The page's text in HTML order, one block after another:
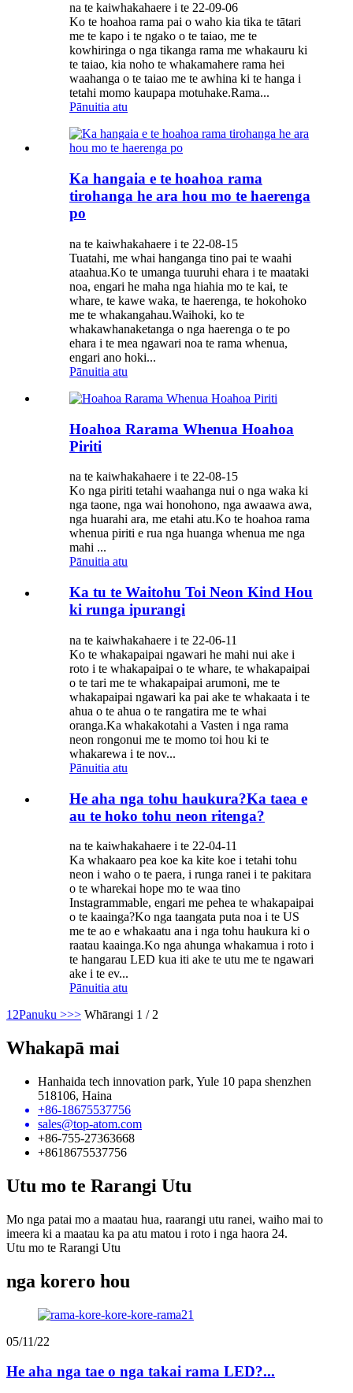
na te kaiwhakahaere i te 22-09-06
Ko te hoahoa rama pai o waho kia tika te tātari
me te kapo i te ngako o te taiao, me te
kowhiringa o nga tikanga rama me whakauru ki
te taiao, kia noho te whakamahere rama hei
waahanga o te taiao me te awhina ki te hanga i
tetahi momo kaupapa motuhake.Rama...
Pānuitia atu
Ka hangaia e te hoahoa rama
tirohanga he ara hou mo te haerenga
po
na te kaiwhakahaere i te 22-08-15
Tuatahi, me whai hanganga tino pai te waahi
ataahua.Ko te umanga tuuruhi ehara i te maataki
noa, engari he maha nga hiahia mo te kai, te
whare, te kawe waka, te haerenga, te hokohoko
me te whakangahau.Waihoki, ko te
whakawhanaketanga o nga haerenga o te po
ehara i te mea ngawari noa te rama whenua,
engari ano hoki...
Pānuitia atu
Hoahoa Rarama Whenua Hoahoa
Piriti
na te kaiwhakahaere i te 22-08-15
Ko nga piriti tetahi waahanga nui o nga waka ki
nga taone, nga wai honohono, nga awaawa awa,
nga huarahi ara, me etahi atu.Ko te hoahoa rama
whenua piriti e rua nga huanga whenua me nga
mahi ...
Pānuitia atu
Ka tu te Waitohu Toi Neon Kind Hou
ki runga ipurangi
na te kaiwhakahaere i te 22-06-11
Ko te whakapaipai ngawari he mahi nui ake i
roto i te whakapaipai o te whare, te whakapaipai
o te tari me te whakapaipai arumoni, me te
whakapaipai ngawari ka pai ake te whakaata i te
ahua o te ahua o te rangatira me te whai
oranga.Ka whakakotahi a Vasten i nga rama
neon rongonui me te momo toi hou ki te
whakarewa i te nov...
Pānuitia atu
He aha nga tohu haukura?Ka taea e
au te hoko tohu neon ritenga?
na te kaiwhakahaere i te 22-04-11
Ka whakaaro pea koe ka kite koe i tetahi tohu
neon i waho o te paera, i runga ranei i te pakitara
o te wharekai hope mo te waa tino
Instagrammable, engari me pehea te whakapaipai
o te kaainga?Ko nga taangata puta noa i te US
me te ao e whakaatu ana i nga tohu haukura ki o
raatau kaainga.Ko nga ahunga whakamua i roto i
te hangarau LED kua iti ake te utu me te ngawari
ake i te ev...
Pānuitia atu
1 2Panuku >>> Whārangi 1 / 2
Whakapā mai
Hanhaida tech innovation park, Yule 10 papa shenzhen
518106, Haina
+86-18675537756
sales@top-atom.com
+86-755-27363668
+8618675537756
Utu mo te Rarangi Utu
Mo nga patai mo a maatau hua, raarangi utu ranei, waiho mai to
imeera ki a maatau ka pa atu matou i roto i nga haora 24.
Utu mo te Rarangi Utu
nga korero hou
05/11/22
He aha nga tae o nga takai rama LED?...